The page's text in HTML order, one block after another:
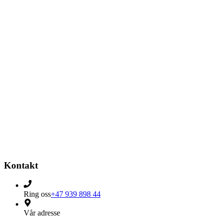
Kontakt
Ring oss+47 939 898 44
Vår adresse